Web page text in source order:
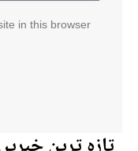
in this browser